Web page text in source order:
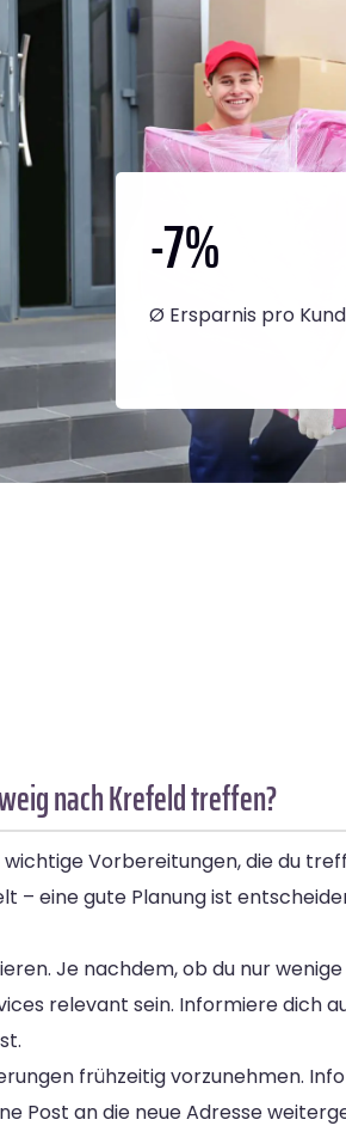
-7%
Ø Ersparnis pro
nach Krefeld treffen?
Vorbereitungen, die du
– eine gute Planung ist
Je nachdem, ob du nur
relevant sein. Informiere dich
frühzeitig vorzunehmen.
Post an die neue Adresse